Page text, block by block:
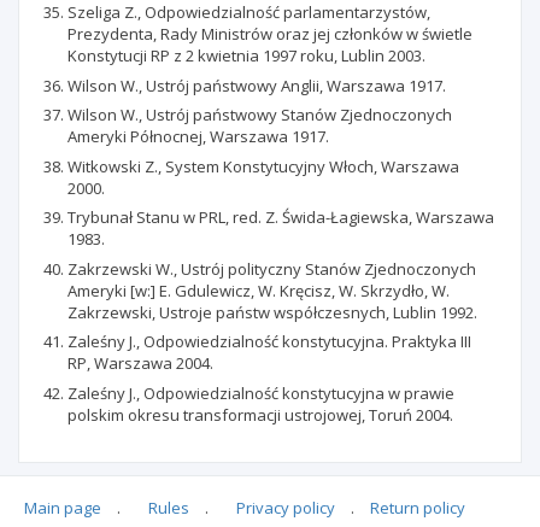
Szeliga Z., Odpowiedzialność parlamentarzystów,
Prezydenta, Rady Ministrów oraz jej członków w świetle
Konstytucji RP z 2 kwietnia 1997 roku, Lublin 2003.
Wilson W., Ustrój państwowy Anglii, Warszawa 1917.
Wilson W., Ustrój państwowy Stanów Zjednoczonych
Ameryki Północnej, Warszawa 1917.
Witkowski Z., System Konstytucyjny Włoch, Warszawa
2000.
Trybunał Stanu w PRL, red. Z. Świda-Łagiewska, Warszawa
1983.
Zakrzewski W., Ustrój polityczny Stanów Zjednoczonych
Ameryki [w:] E. Gdulewicz, W. Kręcisz, W. Skrzydło, W.
Zakrzewski, Ustroje państw współczesnych, Lublin 1992.
Zaleśny J., Odpowiedzialność konstytucyjna. Praktyka III
RP, Warszawa 2004.
Zaleśny J., Odpowiedzialność konstytucyjna w prawie
polskim okresu transformacji ustrojowej, Toruń 2004.
Articles quoting
Main page . Rules . Privacy policy . Return policy